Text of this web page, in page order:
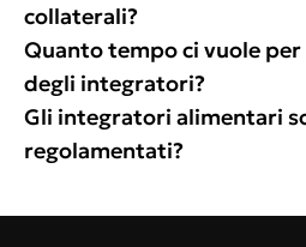
collaterali?
Quanto tempo ci vuole
degli integratori?
Gli integratori alimentari
regolamentati?